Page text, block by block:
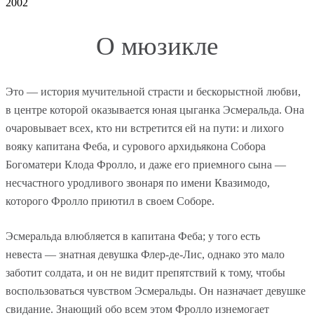
О мюзикле
Это — история мучительной страсти и бескорыстной любви,
в центре которой оказывается юная цыганка Эсмеральда. Она
очаровывает всех, кто ни встретится ей на пути: и лихого
вояку капитана Феба, и сурового архидьякона Собора
Богоматери Клода Фролло, и даже его приемного сына —
несчастного уродливого звонаря по имени Квазимодо,
которого Фролло приютил в своем Соборе.
Эсмеральда влюбляется в капитана Феба; у того есть
невеста — знатная девушка Флер-де-Лис, однако это мало
заботит солдата, и он не видит препятствий к тому, чтобы
воспользоваться чувством Эсмеральды. Он назначает девушке
свидание. Знающий обо всем этом Фролло изнемогает